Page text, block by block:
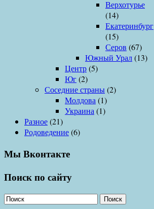
Верхотурье
(14)
Екатеринбург
(15)
Серов (67)
Южный Урал(13)
Центр(5)
Юг(2)
Соседние страны(2)
Молдова (1)
Украина (1)
Разное(21)
Родоведение(6)
Мы Вконтакте
Поиск по сайту
Поиск